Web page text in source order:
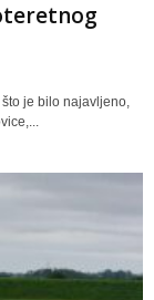
je bilo najavljeno,